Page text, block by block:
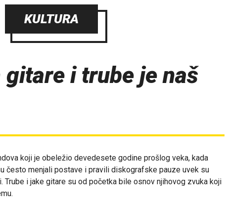
KULTURA
i trube je naš
koji je obeležio devedesete godine prošlog veka, kada
često menjali postave i pravili diskografske pauze uvek su
Trube i jake gitare su od početka bile osnov njihovog zvuka koji